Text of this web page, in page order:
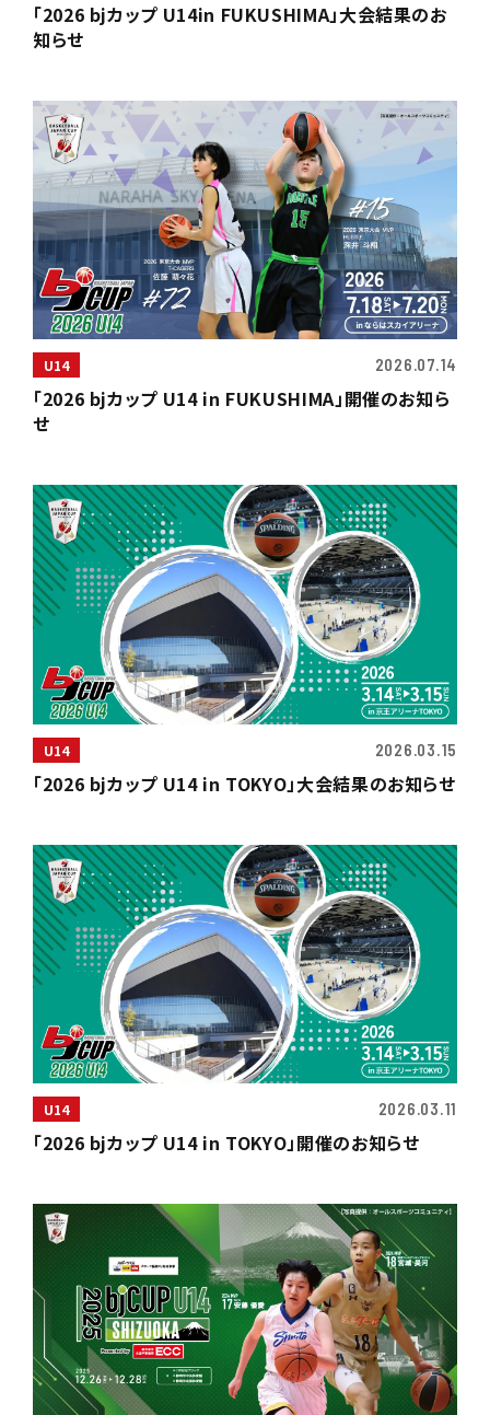
「2026 bjカップ U14in FUKUSHIMA」大会結果のお
知らせ
U14 2026.07.14
「2026 bjカップ U14 in FUKUSHIMA」開催のお知ら
せ
U14 2026.03.15
「2026 bjカップ U14 in TOKYO」大会結果のお知らせ
U14 2026.03.11
「2026 bjカップ U14 in TOKYO」開催のお知らせ